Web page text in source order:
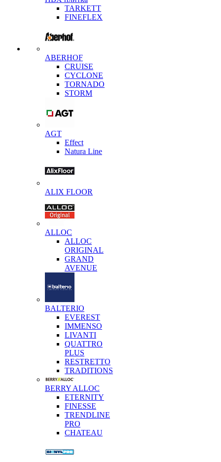
TARKETT
FINEFLEX
ABERHOF
CRUISE
CYCLONE
TORNADO
STORM
AGT
Effect
Natura Line
ALIX FLOOR
ALLOC
ALLOC
ORIGINAL
GRAND
AVENUE
BALTERIO
EVEREST
IMMENSO
LIVANTI
QUATTRO
PLUS
RESTRETTO
TRADITIONS
BERRY ALLOC
ETERNITY
FINESSE
TRENDLINE
PRO
CHATEAU